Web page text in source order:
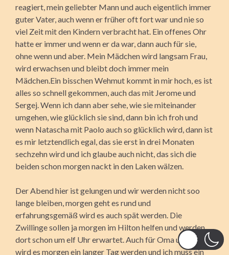
reagiert, mein geliebter Mann und auch eigentlich immer
guter Vater, auch wenn er früher oft fort war und nie so
viel Zeit mit den Kindern verbracht hat. Ein offenes Ohr
hatte er immer und wenn er da war, dann auch für sie,
ohne wenn und aber. Mein Mädchen wird langsam Frau,
wird erwachsen und bleibt doch immer mein
Mädchen.Ein bisschen Wehmut kommt in mir hoch, es ist
alles so schnell gekommen, auch das mit Jerome und
Sergej. Wenn ich dann aber sehe, wie sie miteinander
umgehen, wie glücklich sie sind, dann bin ich froh und
wenn Natascha mit Paolo auch so glücklich wird, dann ist
es mir letztendlich egal, das sie erst in drei Monaten
sechzehn wird und ich glaube auch nicht, das sich die
beiden schon morgen nackt in den Laken wälzen.
Der Abend hier ist gelungen und wir werden nicht soo
lange bleiben, morgen geht es rund und
erfahrungsgemäß wird es auch spät werden. Die
Zwillinge sollen ja morgen im Hilton helfen und werden
dort schon um elf Uhr erwartet. Auch für Oma und Frieda
wird es morgen ein langer Tag werden und ich muss ein